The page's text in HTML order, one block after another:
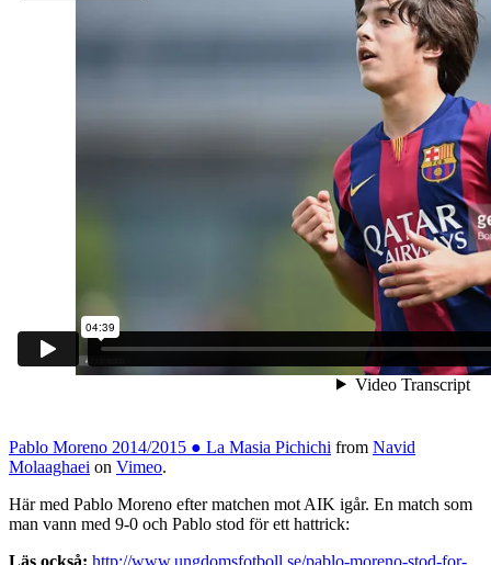
Pablo Moreno 2014/2015 ● La Masia Pichichi from Navid
Molaaghaei on Vimeo.
Här med Pablo Moreno efter matchen mot AIK igår. En match som
man vann med 9-0 och Pablo stod för ett hattrick: